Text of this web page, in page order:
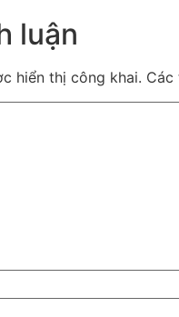
luận
hiển thị công khai. Các